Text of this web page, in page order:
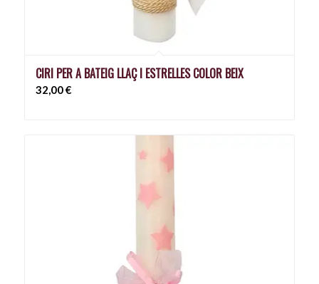
CIRI PER A BATEIG LLAÇ I ESTRELLES COLOR BEIX
32,00€